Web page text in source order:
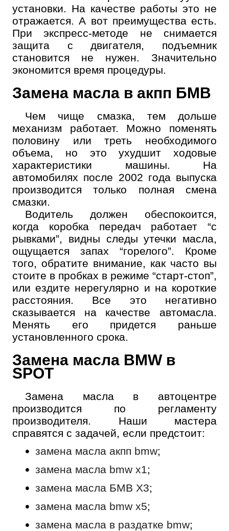
установки. На качестве работы это не
отражается. А вот преимущества есть.
При экспресс-методе не снимается
защита с двигателя, подъемник
становится не нужен. Значительно
экономится время процедуры.
Замена масла в акпп БМВ
Чем чище смазка, тем дольше
механизм работает. Можно поменять
половину или треть необходимого
объема, но это ухудшит ходовые
характеристики машины. На
автомобилях после 2002 года выпуска
производится только полная смена
смазки.
Водитель должен обеспокоится,
когда коробка передач работает “с
рывками”, видны следы утечки масла,
ощущается запах “горелого”. Кроме
того, обратите внимание, как часто вы
стоите в пробках в режиме “старт-стоп”,
или ездите нерегулярно и на короткие
расстояния. Все это негативно
сказывается на качестве автомасла.
Менять его придется раньше
установленного срока.
Замена масла BMW в
SPOT
Замена масла в автоцентре
производится по регламенту
производителя. Наши мастера
справятся с задачей, если предстоит:
замена масла акпп bmw;
замена масла bmw x1;
замена масла БМВ Х3;
замена масла bmw x5;
замена масла в раздатке bmw;
Далее
История обслуживания
Номер телефона
ОК